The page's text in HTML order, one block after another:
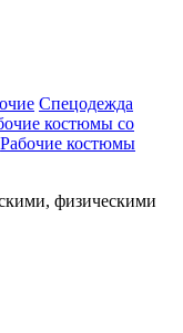
Спецодежда
костюмы со
Рабочие костюмы
физическими